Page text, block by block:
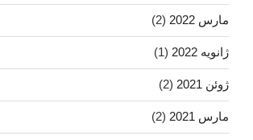
مارس 2022 (2)
ژانویه 2022 (1)
ژوئن 2021 (2)
مارس 2021 (2)